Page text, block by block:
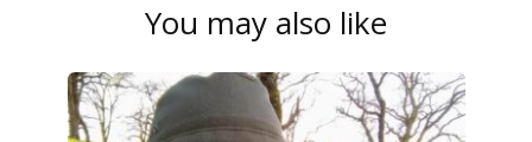
You may also like